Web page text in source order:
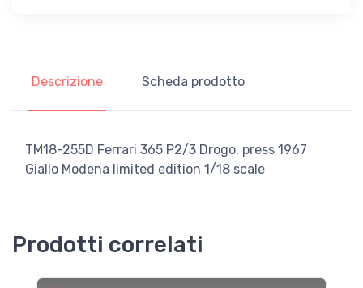
Descrizione Scheda prodotto
TM18-255D Ferrari 365 P2/3 Drogo, press 1967
Giallo Modena limited edition 1/18 scale
Prodotti correlati